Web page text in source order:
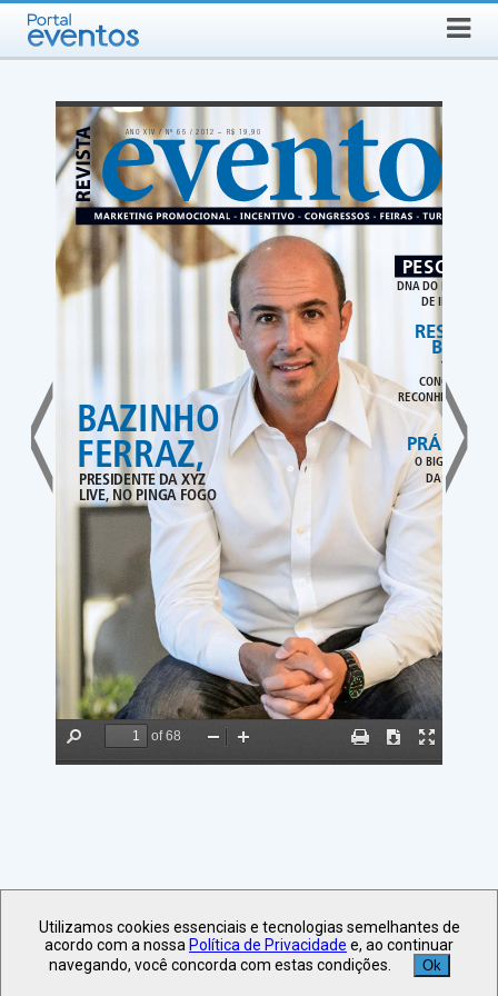
SEXTA-FEIRA, 7 DE AGOSTO DE 2026 Busca
Utilizamos cookies essenciais e tecnologias semelhantes de
acordo com a nossa Política de Privacidade e, ao continuar
navegando, você concorda com estas condições.
Ok